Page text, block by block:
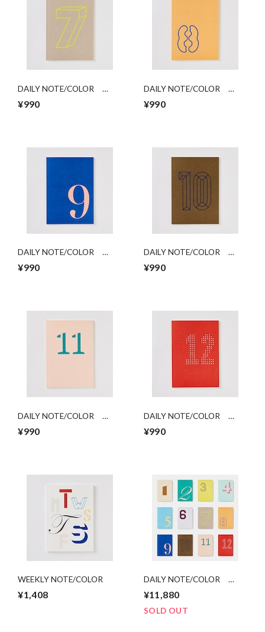
DAILY NOTE/COLOR
¥990
DAILY NOTE/COLOR
¥990
DAILY NOTE/COLOR
「9」
¥990
DAILY NOTE/COLOR
「10」
¥990
DAILY NOTE/COLOR
¥990
DAILY NOTE/COLOR
¥990
WEEKLY NOTE/COLOR
¥1,408
DAILY NOTE/COLOR
¥11,880
SOLD OUT